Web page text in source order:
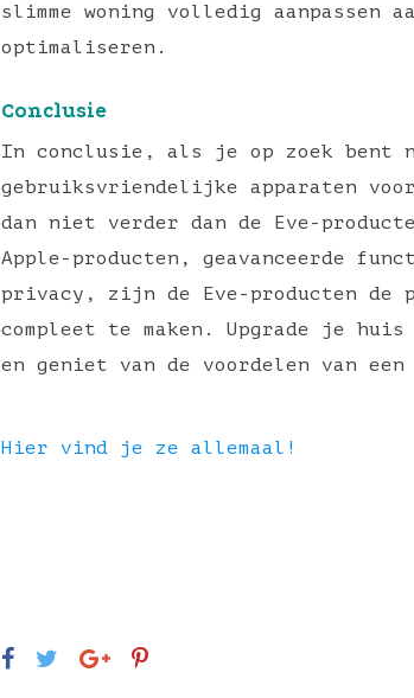
slimme woning volledig aanpassen
optimaliseren.
Conclusie
In conclusie, als je op zoek bent
gebruiksvriendelijke apparaten
dan niet verder dan de Eve-
Apple-producten, geavanceerde
privacy, zijn de Eve-producten de
compleet te maken. Upgrade je huis
en geniet van de voordelen van een
Hier vind je ze allemaal!